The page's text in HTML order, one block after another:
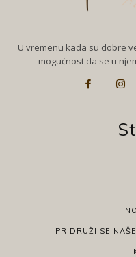
U vremenu kada su dobre
mogućnost da se u
PRIDRUŽI SE